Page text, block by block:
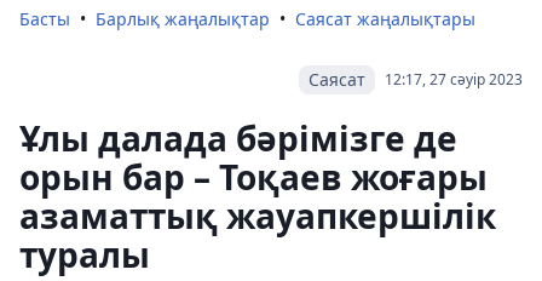
Басты Барлық жаңалықтар Саясат жаңалықтары
12:17, 27 сәуір 2023
Саясат
Ұлы далада бәрімізге де
орын бар – Тоқаев жоғары
азаматтық жауапкершілік
туралы